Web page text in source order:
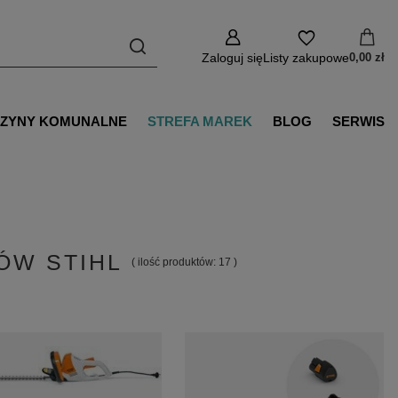
Zaloguj sięListy zakupowe0,00 zł
KOMUNALNE STREFA MAREK BLOG SERWIS
STIHL ( ilość produktów: 17 )